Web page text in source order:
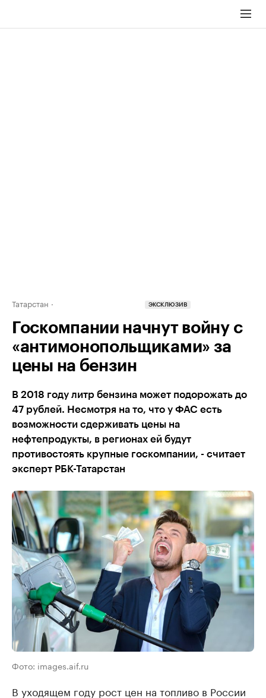
Татарстан ЭКСКЛЮЗИВ
Госкомпании начнут войну с
«антимонопольщиками» за
цены на бензин
В 2018 году литр бензина может подорожать до
47 рублей. Несмотря на то, что у ФАС есть
возможности сдерживать цены на
нефтепродукты, в регионах ей будут
противостоять крупные госкомпании, - считает
эксперт РБК-Татарстан
Фото: images.aif.ru
В уходящем году рост цен на топливо в России